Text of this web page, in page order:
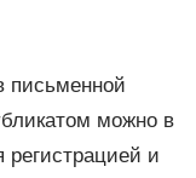
письменной
можно в
регистрацией и